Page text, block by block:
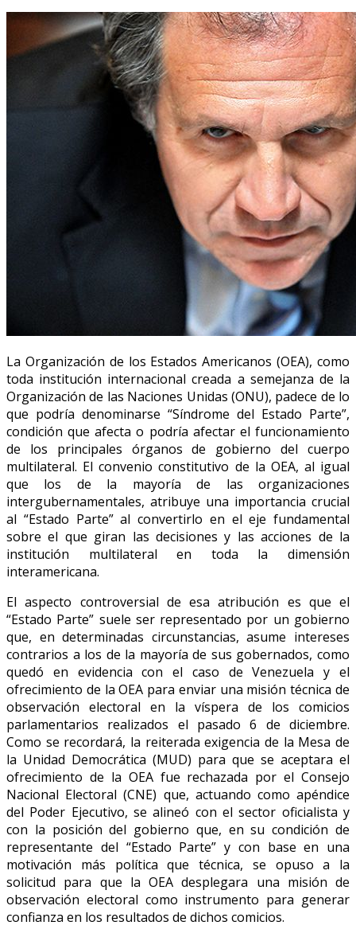
La Organización de los Estados Americanos (OEA), como
toda institución internacional creada a semejanza de la
Organización de las Naciones Unidas (ONU), padece de lo
que podría denominarse “Síndrome del Estado Parte”,
condición que afecta o podría afectar el funcionamiento
de los principales órganos de gobierno del cuerpo
multilateral. El convenio constitutivo de la OEA, al igual
que los de la mayoría de las organizaciones
intergubernamentales, atribuye una importancia crucial
al “Estado Parte” al convertirlo en el eje fundamental
sobre el que giran las decisiones y las acciones de la
institución multilateral en toda la dimensión
interamericana.
El aspecto controversial de esa atribución es que el
“Estado Parte” suele ser representado por un gobierno
que, en determinadas circunstancias, asume intereses
contrarios a los de la mayoría de sus gobernados, como
quedó en evidencia con el caso de Venezuela y el
ofrecimiento de la OEA para enviar una misión técnica de
observación electoral en la víspera de los comicios
parlamentarios realizados el pasado 6 de diciembre.
Como se recordará, la reiterada exigencia de la Mesa de
la Unidad Democrática (MUD) para que se aceptara el
ofrecimiento de la OEA fue rechazada por el Consejo
Nacional Electoral (CNE) que, actuando como apéndice
del Poder Ejecutivo, se alineó con el sector oficialista y
con la posición del gobierno que, en su condición de
representante del “Estado Parte” y con base en una
motivación más política que técnica, se opuso a la
solicitud para que la OEA desplegara una misión de
observación electoral como instrumento para generar
confianza en los resultados de dichos comicios.